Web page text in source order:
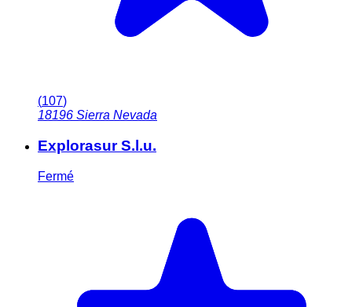
(107)
18196 Sierra Nevada
Explorasur S.l.u.
Fermé